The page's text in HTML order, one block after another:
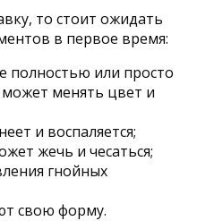
то стоит ожидать
в первое время:
полностью или просто
менять цвет и
и воспаляется;
жечь и чесаться;
гнойных
свою форму.